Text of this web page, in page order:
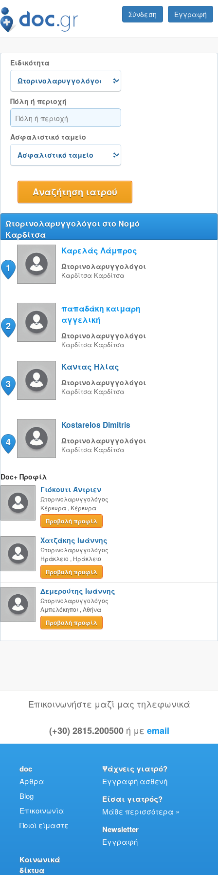
Σύνδεση Εγγραφή
Ειδικότητα
Πόλη ή περιοχή
Ασφαλιστικό ταμείο
Ωτορινολαρυγγολόγοι στο Νομό
Καρδίτσα
1
Καρελάς Λάμπρος
Ωτορινολαρυγγολόγοι
Καρδίτσα Καρδίτσα
2
παπαδάκη καιμαρη
αγγελική
Ωτορινολαρυγγολόγοι
Καρδίτσα Καρδίτσα
3
Καντας Ηλίας
Ωτορινολαρυγγολόγοι
Καρδίτσα Καρδίτσα
4
Kostarelos Dimitris
Ωτορινολαρυγγολόγοι
Καρδίτσα Καρδίτσα
Doc+ Προφίλ
Γιόκουτι Άντριεν
Ωτορινολαρυγγολόγος
Κέρκυρα , Κέρκυρα
Προβολή προφίλ
Χατζάκης Ιωάννης
Ωτορινολαρυγγολόγος
Ηράκλειο , Ηράκλειο
Προβολή προφίλ
Δεμερούτης Ιωάννης
Ωτορινολαρυγγολόγος
Αμπελόκηποι , Αθήνα
Προβολή προφίλ
Επικοινωνήστε μαζί μας τηλεφωνικά
(+30) 2815.200500 ή με email
doc
Άρθρα
Blog
Επικοινωνία
Ποιοί είμαστε
Ψάχνεις γιατρό?
Εγγραφή ασθενή
Είσαι γιατρός?
Μάθε περισσότερα »
Newsletter
Εγγραφή
Κοινωνικά
δίκτυα